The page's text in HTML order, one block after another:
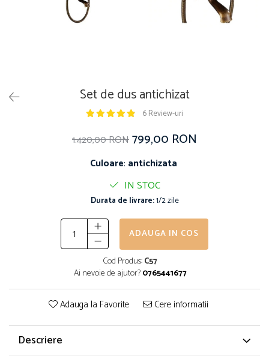
Set de dus antichizat
6 Review-uri
1.420,00 RON799,00 RON
Culoare: antichizata
IN STOC
Durata de livrare:1/2 zile
ADAUGA IN COS
Cod Produs:C57
Ai nevoie de ajutor?0765441677
Adauga la Favorite Cere informatii
Descriere